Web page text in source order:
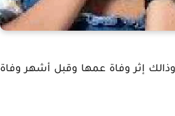
إثر وفاة عمها وقبل أشهر وفاة